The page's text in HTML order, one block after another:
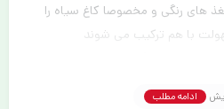
های رنگی و مخصوصا کاغ سیاه را
با هم ترکیب می شوند
ادامه مطلب